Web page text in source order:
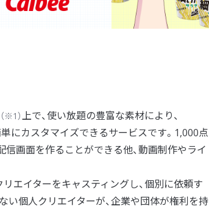
（※1）上で、使い放題の豊富な素材により、
にカスタマイズできるサービスです。1,000点
画面を作ることができる他、動画制作やライ
エイターをキャスティングし、個別に依頼す
い個人クリエイターが、企業や団体が権利を持